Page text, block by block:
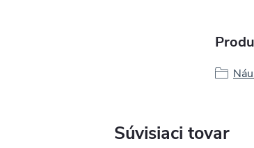
Súvisiaci tovar